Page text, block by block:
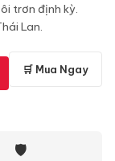
trơn định kỳ.
Lan.
🛒 Mua Ngay
🛡